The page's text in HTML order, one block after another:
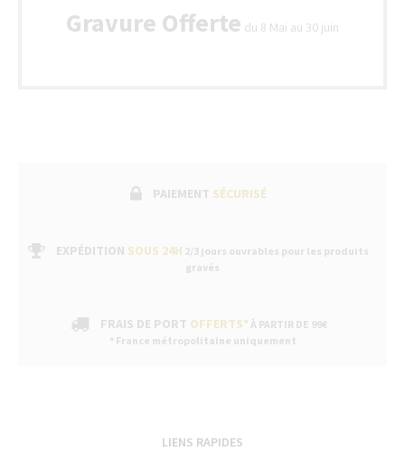
Gravure Offerte du 8 Mai au 30 juin
PAIEMENT SÉCURISÉ
EXPÉDITION SOUS 24H 2/3 jours ouvrables pour les produits
gravés
FRAIS DE PORT OFFERTS* À PARTIR DE 99€
* France métropolitaine uniquement
LIENS RAPIDES